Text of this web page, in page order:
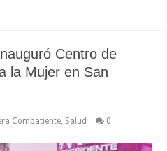
Centro de
la Mujer en San
Combatiente, Salud
0